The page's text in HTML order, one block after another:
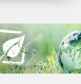
от